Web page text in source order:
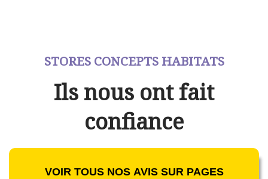
STORES CONCEPTS HABITATS
Ils nous ont fait
confiance
VOIR TOUS NOS AVIS SUR PAGES